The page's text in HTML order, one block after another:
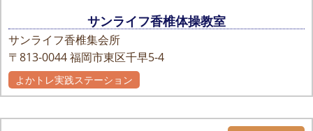
サンライフ香椎体操教室
サンライフ香椎集会所
〒813-0044福岡市東区千早5-4
よかトレ実践ステーション